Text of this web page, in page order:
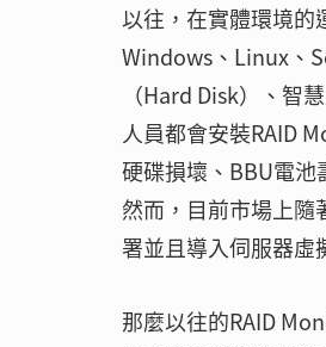
以往，在實體環境的
Windows、Linux、
（Hard Disk）、
人員都會安裝RAID
硬碟損壞、BBU電池
然而，目前市場上隨
署並且導入伺服器虛
那麼以往的RAID